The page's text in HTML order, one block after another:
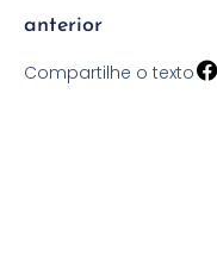
anterior
Compartilhe o texto